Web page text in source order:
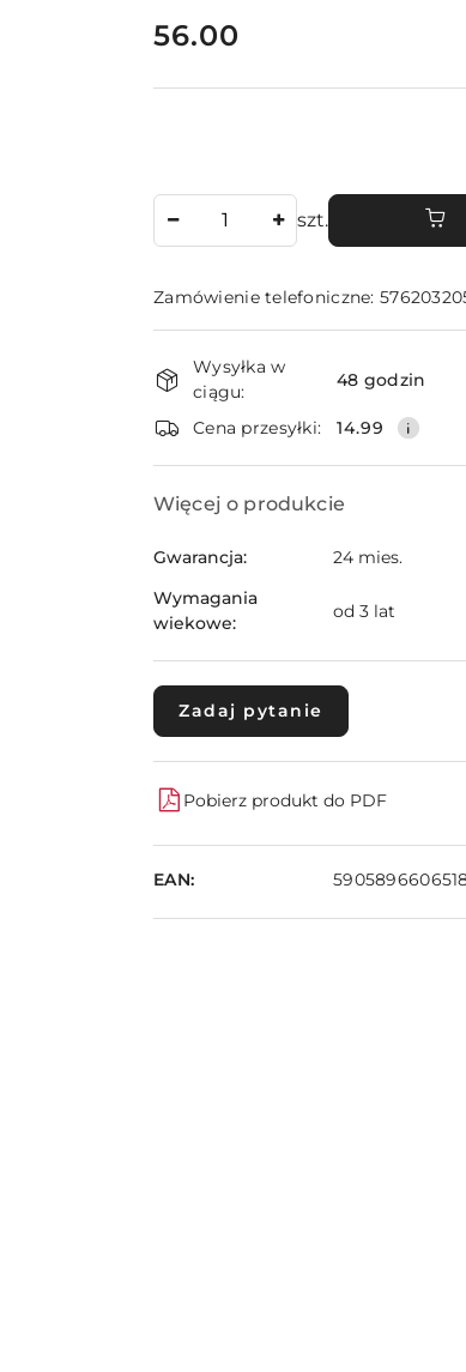
cena:
56.00
szt.
Zamówienie telefoniczne:
Dostępność
i
dostawa
Wysyłka w
ciągu:
48 godzin
Cena przesyłki: 14.99
Więcej o produkcie
Gwarancja:
24 mies.
Wymagania
wiekowe:
od 3 lat
Zadaj pytanie
Pobierz produkt do PDF
EAN: